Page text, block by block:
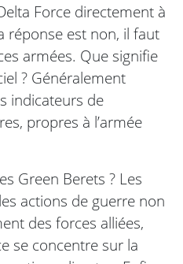
Force directement à
réponse est non, il faut
armées. Que signifie
? Généralement
indicateurs de
propres à l’armée
Green Berets ? Les
actions de guerre non
des forces alliées,
se concentre sur la